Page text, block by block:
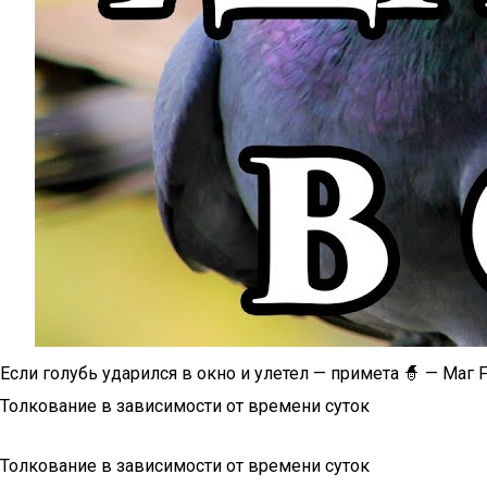
Если голубь ударился в окно и улетел — примета 🧙 — Маг
Толкование в зависимости от времени суток
Толкование в зависимости от времени суток